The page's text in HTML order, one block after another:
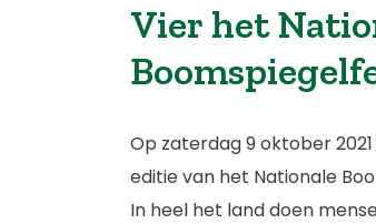
Vier het
Op zaterdag 9 oktober
editie van het Nationale
In heel het land doen